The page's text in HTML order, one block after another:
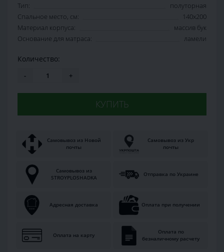
Тип:
полуторная
Спальное место, см:
140х200
Материал корпуса:
массив бук
Основание для матраса:
ламели
Количество:
- +
КУПИТЬ
Самовывоз из Новой
почты
Самовывоз из Укр
почты
Самовывоз из
STROYPLOSHADKA
Отправка по Украине
Адресная доставка Оплата при получении
Оплата на карту
Оплата по
безналичному расчету